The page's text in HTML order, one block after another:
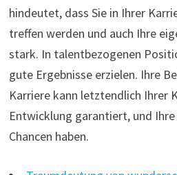
hindeutet, dass Sie in Ihrer
treffen werden und auch Ihre
stark. In talentbezogenen
gute Ergebnisse erzielen. Ihre
Karriere kann letztendlich Ihrer
Entwicklung garantiert, und
Chancen haben.